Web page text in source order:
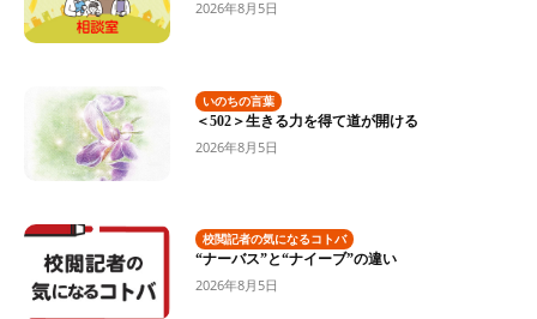
2026年8月5日
いのちの言葉
＜502＞生きる力を得て道が開ける
2026年8月5日
校閲記者の気になるコトバ
“ナーバス”と“ナイーブ”の違い
2026年8月5日